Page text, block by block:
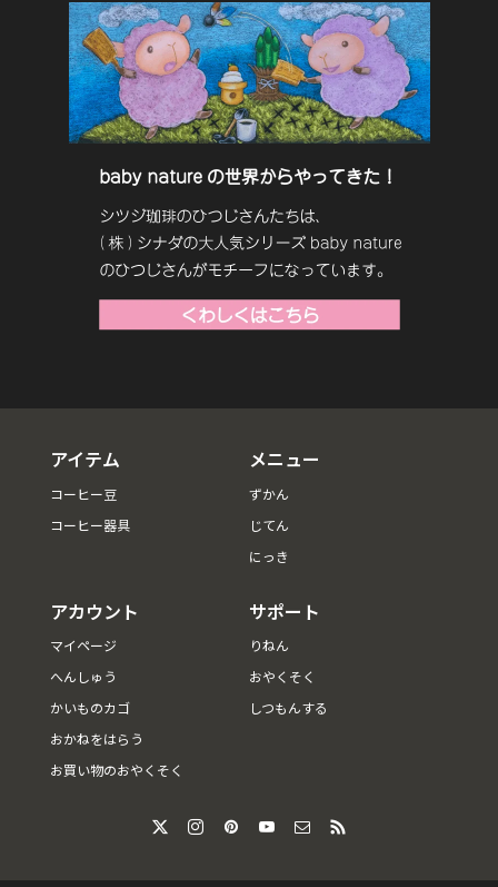
アイテム
コーヒー豆
コーヒー器具
メニュー
ずかん
じてん
にっき
アカウント
マイページ
へんしゅう
かいものカゴ
おかねをはらう
お買い物のおやくそく
サポート
りねん
おやくそく
しつもんする